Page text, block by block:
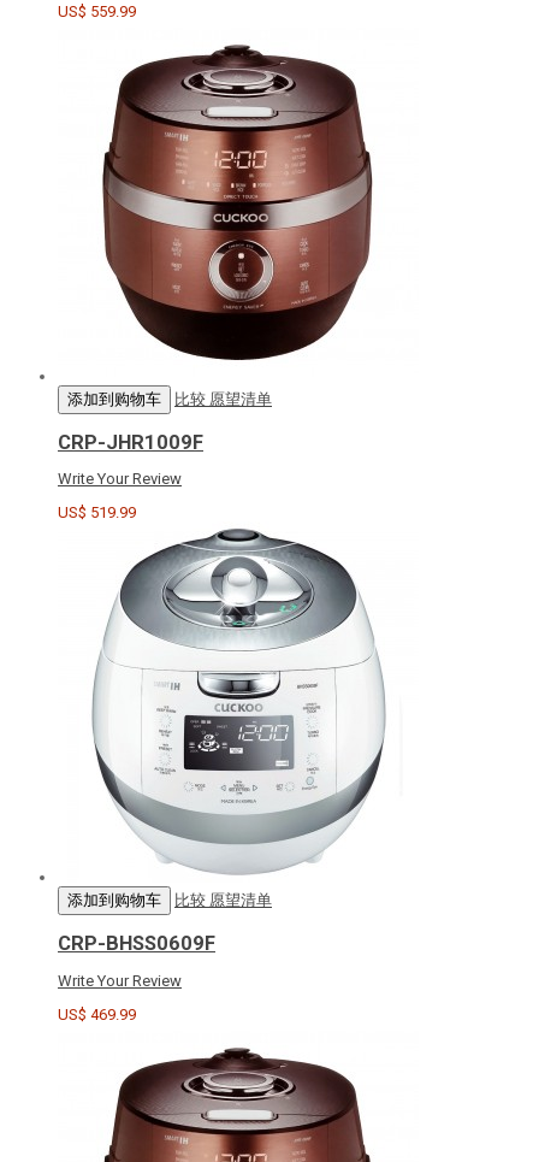
US$ 559.99
添加到购物车 比较 愿望清单
CRP-JHR1009F
Write Your Review
US$ 519.99
添加到购物车 比较 愿望清单
CRP-BHSS0609F
Write Your Review
US$ 469.99